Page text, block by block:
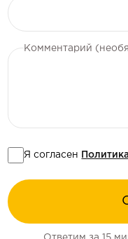
Комментарий
Я согласен